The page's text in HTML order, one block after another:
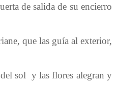
de salida de su encierro
que las guía al exterior,
sol y las flores alegran y